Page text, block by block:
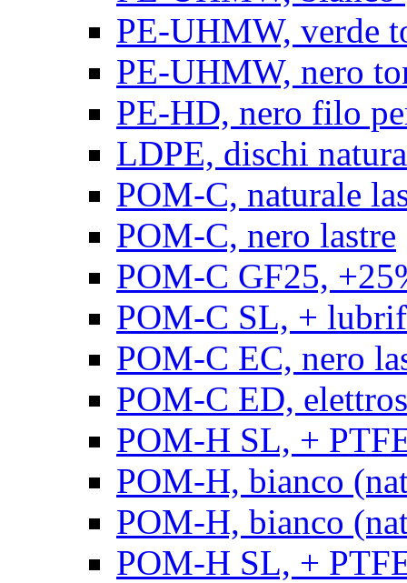
PE-UHMW, verde
PE-UHMW, nero
PE-HD, nero filo
LDPE, dischi
POM-C, naturale
POM-C, nero lastre
POM-C GF25,
POM-C SL, +
POM-C EC, nero
POM-C ED,
POM-H SL, +
POM-H, bianco
POM-H, bianco
POM-H SL, +